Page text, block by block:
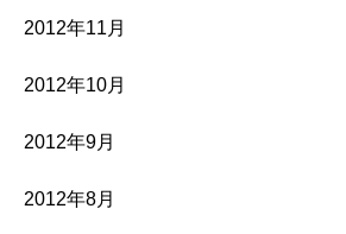
2012年11月
2012年10月
2012年9月
2012年8月